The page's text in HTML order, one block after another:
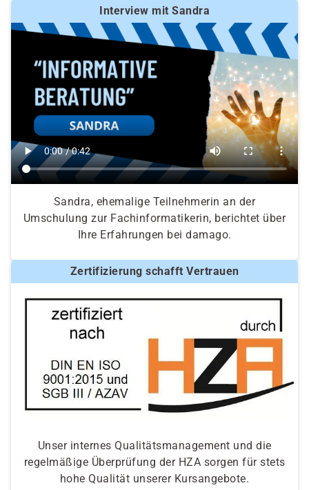
Interview mit Sandra
Sandra, ehemalige Teilnehmerin an der
Umschulung zur Fachinformatikerin, berichtet über
Ihre Erfahrungen bei damago.
Zertifizierung schafft Vertrauen
Unser internes Qualitätsmanagement und die
regelmäßige Überprüfung der HZA sorgen für stets
hohe Qualität unserer Kursangebote.